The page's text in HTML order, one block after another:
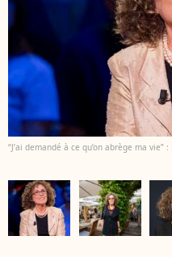
“J’ai demandé à ce qu’on abrège ma